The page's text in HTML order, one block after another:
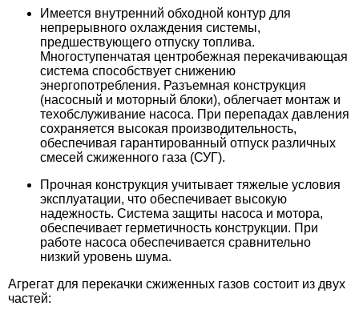
Имеется внутренний обходной контур для
непрерывного охлаждения системы,
предшествующего отпуску топлива.
Многоступенчатая центробежная перекачивающая
система способствует снижению
энергопотребления. Разъемная конструкция
(насосный и моторный блоки), облегчает монтаж и
техобслуживание насоса. При перепадах давления
сохраняется высокая производительность,
обеспечивая гарантированный отпуск различных
смесей сжиженного газа (СУГ).
Прочная конструкция учитывает тяжелые условия
эксплуатации, что обеспечивает высокую
надежность. Система защиты насоса и мотора,
обеспечивает герметичность конструкции. При
работе насоса обеспечивается сравнительно
низкий уровень шума.
Агрегат для перекачки сжиженных газов состоит из двух
частей: